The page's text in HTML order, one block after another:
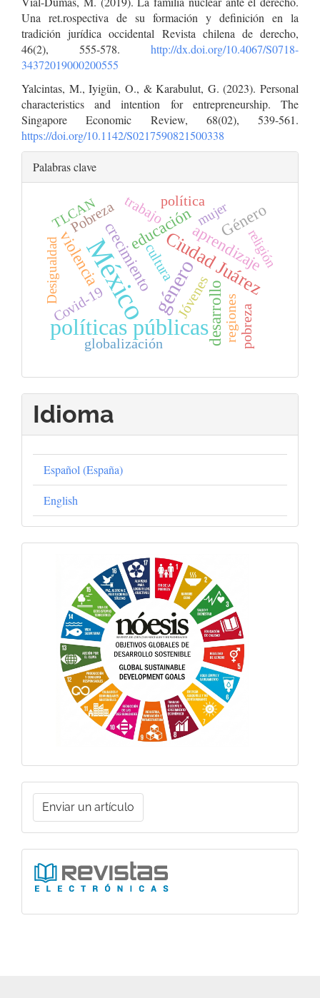
Una ret.rospectiva de su formación y definición en la
tradición jurídica occidental Revista chilena de derecho,
46(2), 555-578. http://dx.doi.org/10.4067/S0718-
34372019000200555
Yalcintas, M., Iyigün, O., & Karabulut, G. (2023). Personal
characteristics and intention for entrepreneurship. The
Singapore Economic Review, 68(02), 539-561.
https://doi.org/10.1142/S0217590821500338
Palabras clave
México
políticas públicas
género
Ciudad Juárez
desarrollo
educaciónaprendizaje
crecimiento
violencia
Género
globalización
Covid-19 Jóvenes regiones
cultura
pobreza
Pobreza trabajopolíticamujer
religión
Desigualdad
TLCAN
Idioma
Español (España)
English
Objetivos
Globales
Enviar
un
artículo
Enviar un artículo
Ligas